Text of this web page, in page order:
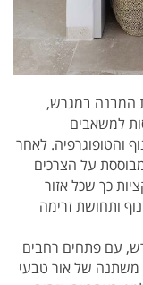
המבנה במגרש,
למשאבים
והטופוגרפיה. לאחר
על הצרכים
כך שכל אזור
ותחושת זרימה
עם פתחים רחבים
משתנה של אור טבעי